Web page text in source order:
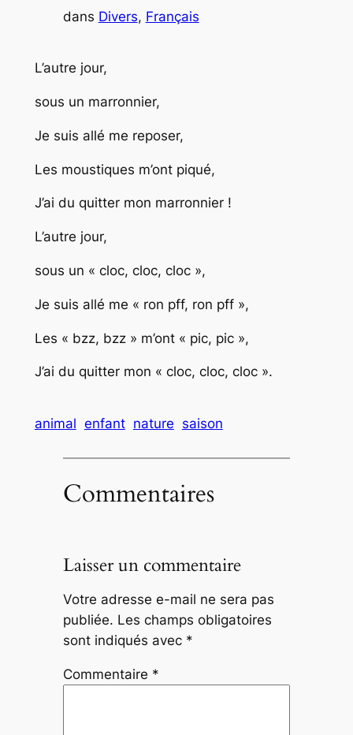
dans Divers, Français
L’autre jour,
sous un marronnier,
Je suis allé me reposer,
Les moustiques m’ont piqué,
J’ai du quitter mon marronnier !
L’autre jour,
sous un « cloc, cloc, cloc »,
Je suis allé me « ron pff, ron pff »,
Les « bzz, bzz » m’ont « pic, pic »,
J’ai du quitter mon « cloc, cloc, cloc ».
animal enfant nature saison
Commentaires
Laisser un commentaire
Votre adresse e-mail ne sera pas
publiée. Les champs obligatoires
sont indiqués avec *
Commentaire *